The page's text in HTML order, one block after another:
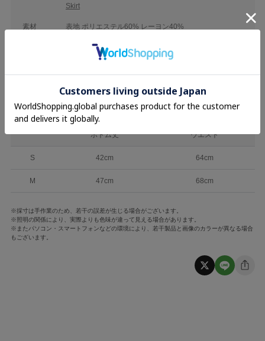
Skirt
素材
表地 ポリエステル60% レーヨン40%
コルセットフレアスカート
ボトム丈 ウエスト
S 42cm 64cm
M 47cm 68cm
※採寸は手作業のため、若干の誤差が生じる場合がございます。
※照明の関係により、実際よりも色味が違って見える場合があります。
※またパソコン・スマートフォンなどの環境により、若干製品と画像のカラーが異なる場合
もございます。